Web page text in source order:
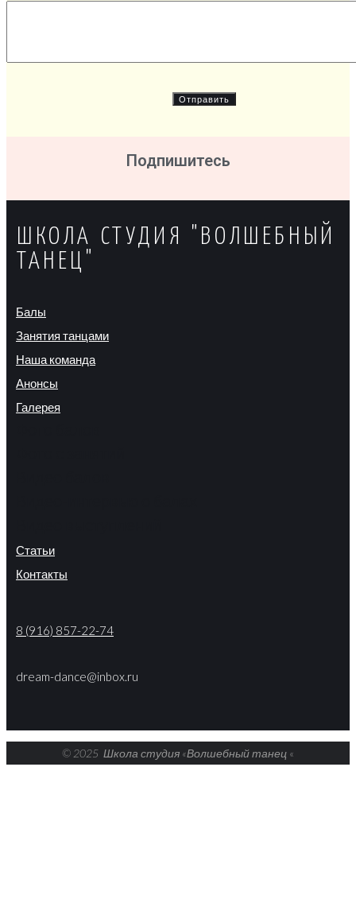
Подпишитесь
ШКОЛА СТУДИЯ "ВОЛШЕБНЫЙ
ТАНЕЦ"
Балы
Занятия танцами
Наша команда
Анонсы
Галерея
Статьи
Контакты
8 (916) 857-22-74
dream-dance@inbox.ru
© 2025 Школа студия «Волшебный танец «